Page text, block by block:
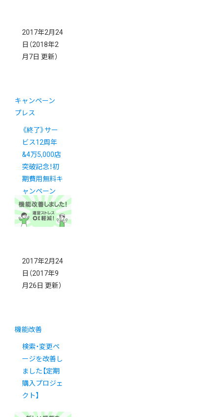
2017年2月24
日 （2018年2
月7日 更新）
キャンペーン
プレス
《終了》サー
ビス12周年
&4万5,000店
突破記念！初
期費用無料キ
ャンペーン
2017年2月24
日 （2017年9
月26日 更新）
機能改善
検索・変更ペ
ージを改善し
ました【定期
購入プロジェ
クト】